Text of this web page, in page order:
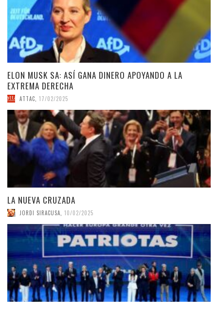
ELON MUSK SA: ASÍ GANA DINERO APOYANDO A LA
EXTREMA DERECHA
ATTAC 17/02/2025
LA NUEVA CRUZADA
JORDI SIRACUSA 10/02/2025